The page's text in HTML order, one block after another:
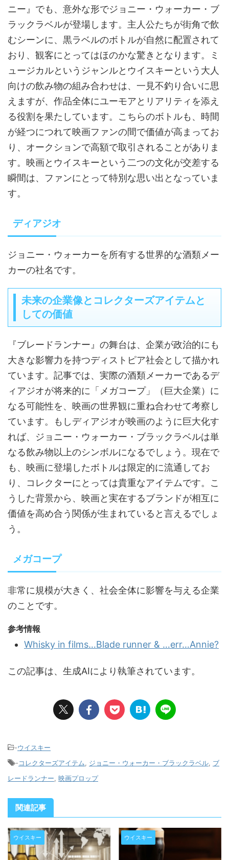
ニー』でも、意外な形でジョニー・ウォーカー・ブ
ラックラベルが登場します。主人公たちが街角で飲
むシーンに、黒ラベルのボトルが自然に配置されて
おり、観客にとってはほのかな驚きとなります。ミ
ュージカルというジャンルとウイスキーという大人
向けの飲み物の組み合わせは、一見不釣り合いに思
えますが、作品全体にユーモアとリアリティを添え
る役割を果たしています。こちらのボトルも、時間
が経つにつれて映画ファンの間で価値が高まってお
り、オークションで高額で取引されることがありま
す。映画とウイスキーという二つの文化が交差する
瞬間は、ファンにとって特別な思い出となっていま
す。
ディアジオ
ジョニー・ウォーカーを所有する世界的な酒類メー
カーの社名です。
未来の企業像とコレクターズアイテムと
しての価値
『ブレードランナー』の舞台は、企業が政治的にも
大きな影響力を持つディストピア社会として描かれ
ています。記事では、実際の酒類メーカーであるデ
ィアジオが将来的に「メガコープ」（巨大企業）に
なる可能性を、映画の世界観に重ね合わせて考察し
ています。もしディアジオが映画のように巨大化す
れば、ジョニー・ウォーカー・ブラックラベルは単
なる飲み物以上のシンボルになるでしょう。現在で
も、映画に登場したボトルは限定的に流通してお
り、コレクターにとっては貴重なアイテムです。こ
うした背景から、映画と実在するブランドが相互に
価値を高め合う関係が生まれていると言えるでしょ
う。
メガコープ
非常に規模が大きく、社会全体に影響を与える企業
のことです。
参考情報
Whisky in films…Blade runner & …err…Annie?
この記事は、生成AIにより執筆されています。
-ウイスキー
-コレクターズアイテム ジョニー・ウォーカー・ブラックラベル ブ
レードランナー 映画プロップ
関連記事
ウイスキー ウイスキー